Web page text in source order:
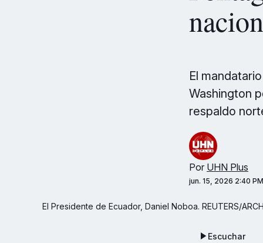
El
Washington
respaldo
Por UHN Plus
jun. 15, 2026 2:40 PM
El Presidente de Ecuador, Daniel Noboa. REUTERS/
Escuchar